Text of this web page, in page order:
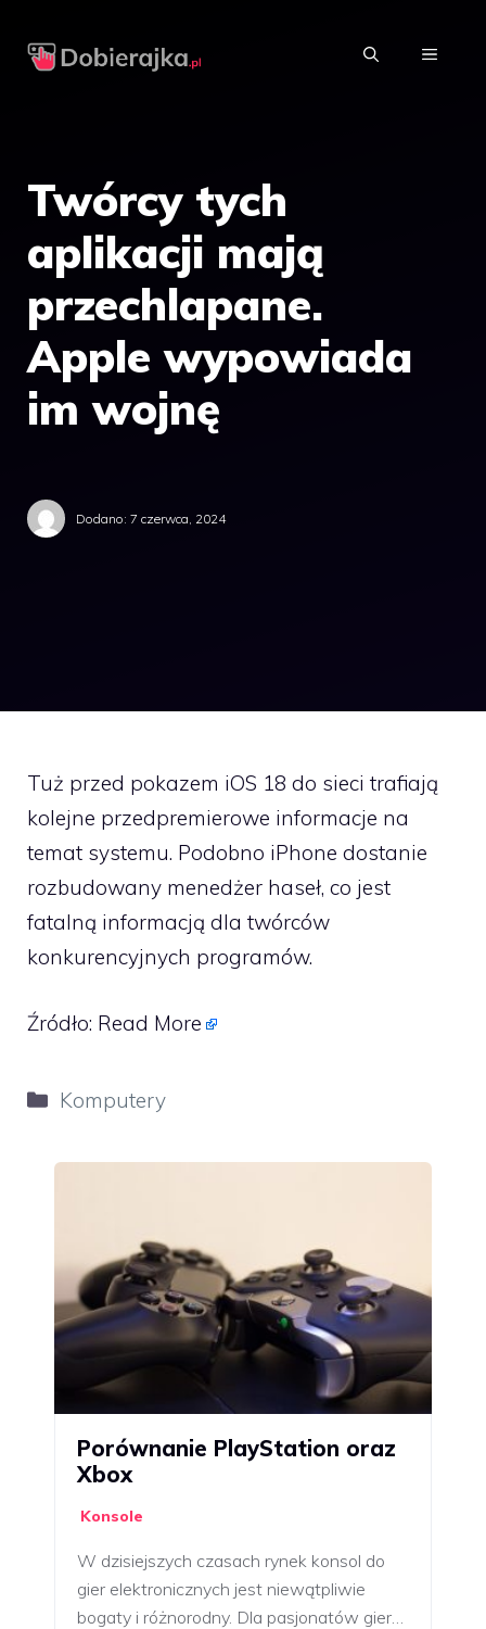
MENU
Twórcy tych
aplikacji mają
przechlapane.
Apple wypowiada
im wojnę
Dodano: 7 czerwca, 2024
Tuż przed pokazem iOS 18 do sieci trafiają
kolejne przedpremierowe informacje na
temat systemu. Podobno iPhone dostanie
rozbudowany menedżer haseł, co jest
fatalną informacją dla twórców
konkurencyjnych programów.
Źródło: Read More
Kategorie
Komputery
Porównanie PlayStation oraz
Xbox
Konsole
W dzisiejszych czasach rynek konsol do
gier elektronicznych jest niewątpliwie
bogaty i różnorodny. Dla pasjonatów gier…